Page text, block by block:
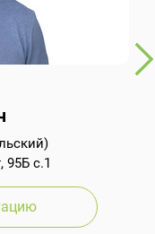
95Б с.1